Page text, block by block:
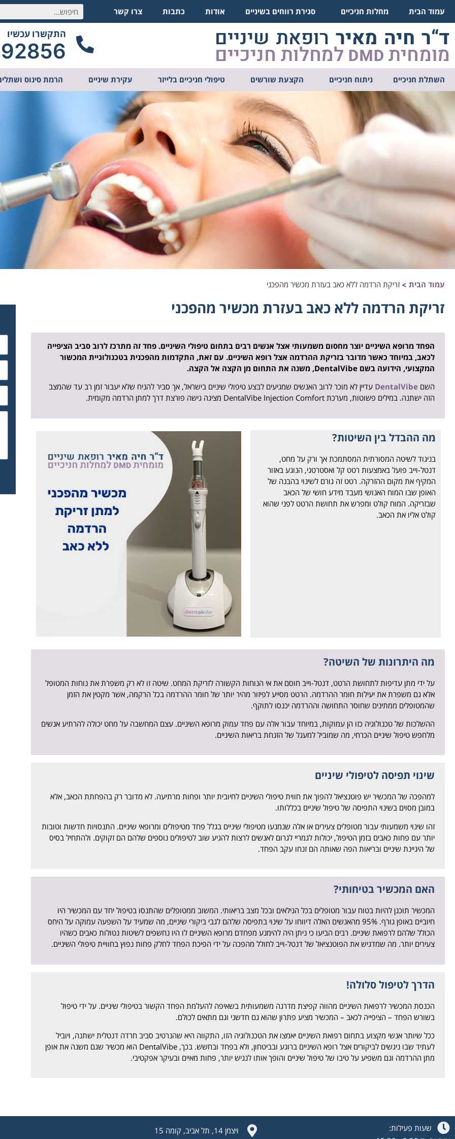
עמוד הבית מחלות חניכיים סגירת רווחים בשיניים אודות כתבות צרו קשר
התקשרו עכשיו
השתלת חניכיים ניתוח חניכיים הקצעת שורשים טיפולי חניכיים בלייזר עקירת שיניים הרמת סינוס
עמוד הבית > זריקת הרדמה ללא כאב בעזרת מכשיר מהפכני
זריקת הרדמה ללא כאב בעזרת מכשיר מהפכני
הפחד מרופא השיניים יוצר מחסום משמעותי אצל אנשים רבים בתחום טיפולי השיניים. פחד זה מתרכז לרוב סביב הציפייה
לכאב, במיוחד כאשר מדובר בזריקת ההרדמה אצל רופא השיניים. עם זאת, התקדמות מהפכנית בטכנולוגיית המכשור
המקצועי, הידועה בשם DentalVibe, משנה את התחום מן הקצה אל הקצה.
השם DentalVibe עדיין לא מוכר לרוב האנשים שמגיעים לבצע טיפולי שיניים בישראל, אך סביר להניח שלא יעבור זמן רב עד שהמצב
הזה ישתנה. במילים פשוטות, מערכת DentalVibe Injection Comfort מציגה גישה פורצת דרך למתן הרדמה מקומית.
מה ההבדל בין השיטות?
בניגוד לשיטה המסורתית המסתמכת אך ורק על מחט,
דנטל-וייב פועל באמצעות רטט קל ואסטרטגי, הנוגע באזור
המקיף את מקום ההזרקה. רטט זה גורם לשינוי בהבנה של
האופן שבו המוח האנושי מעבד מידע חושי של הכאב
שבזריקה. המוח קולט ומפרש את תחושת הרטט לפני שהוא
קולט אליו את הכאב.
מה היתרונות של השיטה?
על ידי מתן עדיפות לתחושת הרטט, דנטל-וייב חוסם את אי הנוחות הקשורה לזריקת המחט. שיטה זו לא רק משפרת את נוחות המטופל
אלא גם משפרת את יעילות חומר ההרדמה. הרטט מסייע לפיזור מהיר יותר של חומר ההרדמה בכל הרקמה, אשר מקטין את הזמן
שהמטופלים ממתינים שחוסר התחושה וההרדמה יכנסו לתוקף.
ההשלכות של טכנולוגיה כזו הן עמוקות, במיוחד עבור אלה עם פחד עמוק מרופא השיניים. עצם המחשבה על מחט יכולה להרתיע אנשים
מלחפש טיפול שיניים הכרחי, מה שמוביל למעגל של הזנחת בריאות השיניים.
שינוי תפיסה לטיפולי שיניים
למהפכה של המכשיר יש פוטנציאל להפוך את חווית טיפולי השיניים לחיובית יותר ופחות מרתיעה. לא מדובר רק בהפחתת הכאב, אלא
במובן מסוים בשינוי התפיסה של טיפול שיניים בכללותו.
זהו שינוי משמעותי עבור מטופלים צעירים או אלה שנמנעו מטיפולי שיניים בגלל פחד מטיפולים ומרופאי שיניים. התנסויות חדשות וטובות
יותר עם פחות כאבים בזמן הטיפול, יכולות לגמריי לגרום לאנשים לרצות להגיע שוב לטיפולים נוספים שלהם הם זקוקים. ולהתחיל בסיס
של היגיינת שיניים ובריאות הפה שאותה הם זנחו עקב הפחד.
האם המכשיר בטיחותי?
המכשיר תוכנן להיות בטוח עבור מטופלים בכל הגילאים ובכל מצב בריאותי. המשוב ממטופלים שהתנסו בטיפול יחד עם המכשיר היו
חיוביים באופן גורף. 95% מהאנשים האלה דיווחו על שינוי בתפיסה שלהם לגבי ביקורי שיניים, מה שמעיד על השפעה עמוקה על היחס
הכולל שלהם לרפואת שיניים. רבים הביעו כי ניתן היה להימנע מפחדם מרופא השיניים לו היו נחשפים לשיטות נטולות כאבים כשהיו
צעירים יותר. מה שמדגיש את הפוטנציאל של דנטל-וייב לחולל מהפכה על ידי הפיכת הפחד לחלק פחות נפוץ בחוויית טיפולי השיניים.
הדרך לטיפול סלולה!
הכנסת המכשיר לרפואת השיניים מהווה קפיצת מדרגה משמעותית בשאיפה להעלמת הפחד הקשור בטיפולי שיניים. על ידי טיפול
בשורש הפחד – הציפייה לכאב – המכשיר מציע פתרון שהוא גם חדשני וגם מתאים לכולם.
ככל שיותר אנשי מקצוע בתחום רפואת השיניים יאמצו את הטכנולוגיה הזו, התקווה היא שהנרטיב סביב חרדה דנטלית ישתנה, ויוביל
לעתיד שבו ניגשים לביקורים אצל רופא השיניים ברוגע ובביטחון, ולא בפחד ובחשש. בכך, DentalVibe הוא מכשיר שגם משנה את אופן
מתן ההרדמה וגם משפיע על טיבו של טיפול שיניים והופך אותו לנגיש יותר, פחות מאיים ובעיקר אפקטיבי.
שעות פעילות:
ויצמן 14, תל אביב, קומה 15